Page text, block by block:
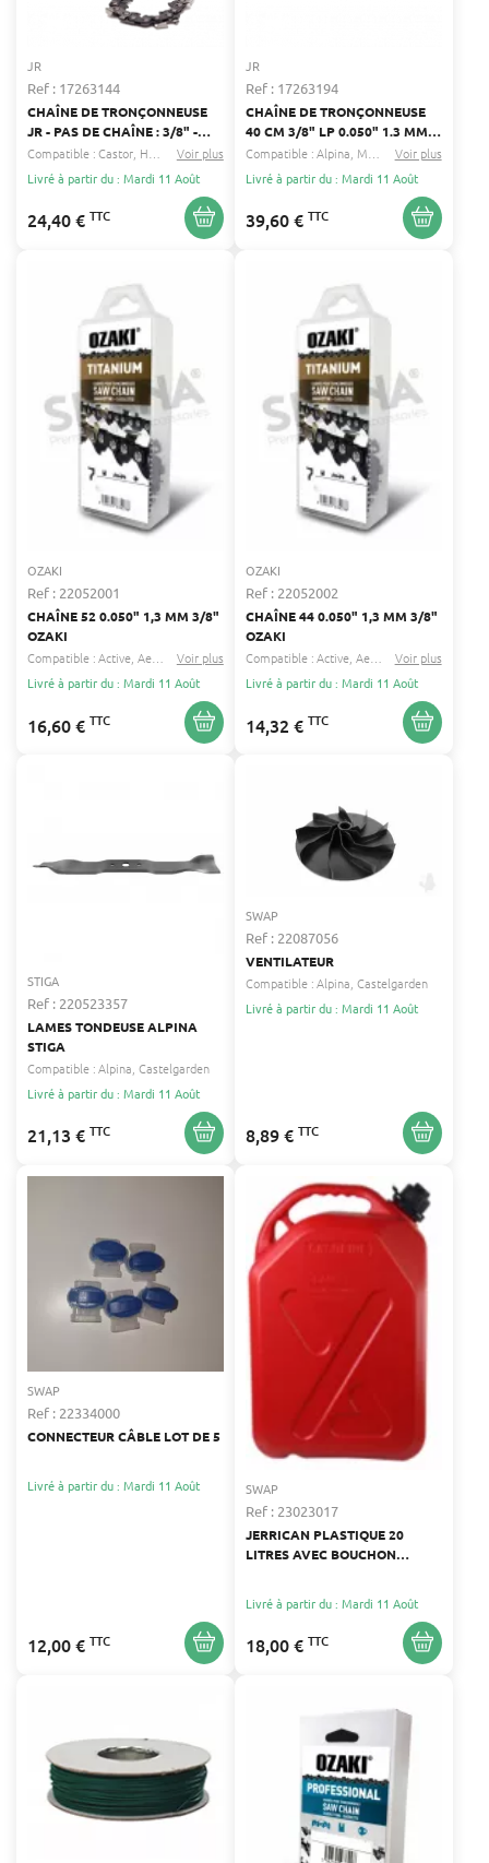
JR
Ref : 17263144
CHAÎNE DE TRONÇONNEUSE
JR - PAS DE CHAÎNE : 3/8" -
JAUGE : 0.058" 1.5 MM - 64
ENTRAINEURS - LONGUEUR DE
COUPE : 45 CM
Compatible :Castor Husqvarna ...
Voir plus
Livré à partir du : Mardi 11 Août
24,40 € TTC
JR
Ref : 17263194
CHAÎNE DE TRONÇONNEUSE
40 CM 3/8" LP 0.050" 1.3 MM -
56 ENTRAINEURS
Compatible :Alpina Metabo ...
Voir plus
Livré à partir du : Mardi 11 Août
39,60 € TTC
OZAKI
Ref : 22052001
CHAÎNE 52 0.050" 1,3 MM 3/8"
OZAKI
Compatible :Active Aeg ...
Voir plus
Livré à partir du : Mardi 11 Août
16,60 € TTC
OZAKI
Ref : 22052002
CHAÎNE 44 0.050" 1,3 MM 3/8"
OZAKI
Compatible :Active Aeg ...
Voir plus
Livré à partir du : Mardi 11 Août
14,32 € TTC
STIGA
Ref : 220523357
LAMES TONDEUSE ALPINA
STIGA
Compatible :Alpina Castelgarden
Livré à partir du : Mardi 11 Août
21,13 € TTC
SWAP
Ref : 22087056
VENTILATEUR
Compatible :Alpina Castelgarden
Livré à partir du : Mardi 11 Août
8,89 € TTC
SWAP
Ref : 22334000
CONNECTEUR CÂBLE LOT DE 5
Livré à partir du : Mardi 11 Août
12,00 € TTC
SWAP
Ref : 23023017
JERRICAN PLASTIQUE 20
LITRES AVEC BOUCHON
Livré à partir du : Mardi 11 Août
18,00 € TTC